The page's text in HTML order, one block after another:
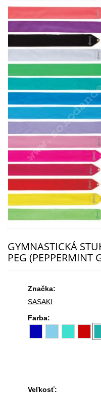
GYMNASTICKÁ
PEG (PEPPERMINT
Značka:
SASAKI
Farba:
Veľkosť: